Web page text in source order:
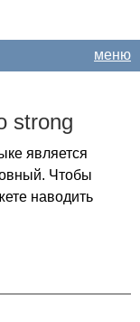
меню
strong
является
Чтобы
наводить